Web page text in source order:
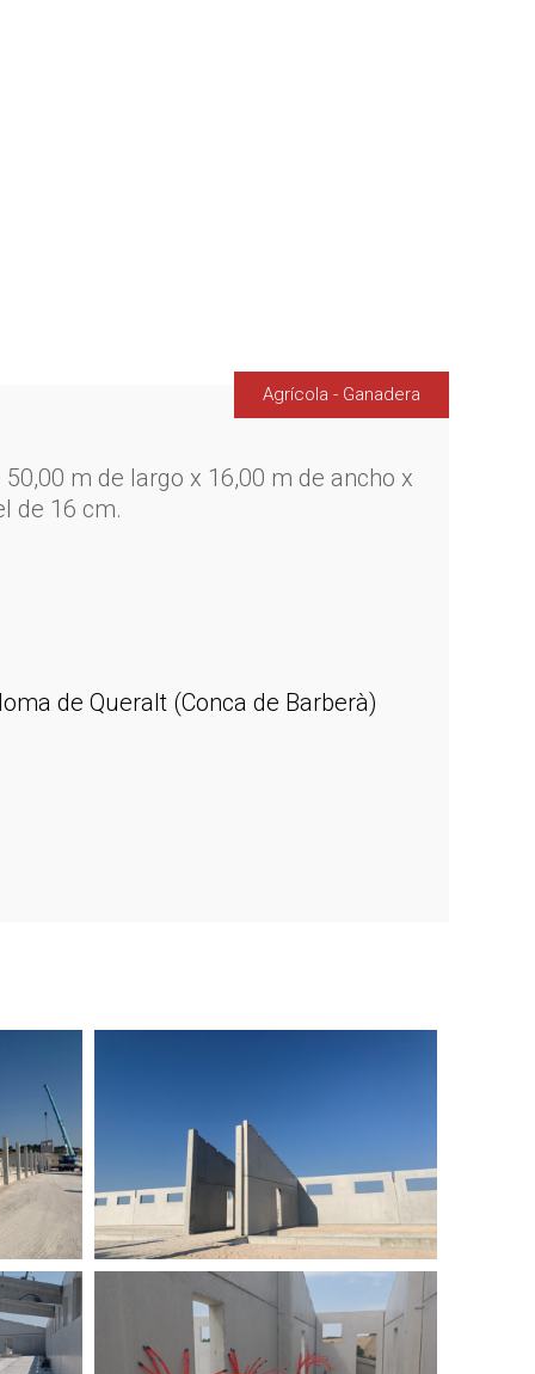
Agrícola - Ganadera
m de largo x 16,00 m de ancho x
de 16 cm.
de Queralt (Conca de Barberà)